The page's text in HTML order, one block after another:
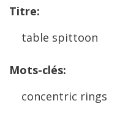
Titre:
table spittoon
Mots-clés:
concentric rings